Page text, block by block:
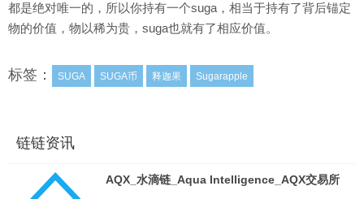
都是绝对唯一的，所以你持有一个suga，相当于持有了背后锚定
物的价值，物以稀为贵，suga也就有了相应价值。
标签： SUGA SUGA币 释迦果 Sugarapple
链链资讯
AQX_水滴链_Aqua Intelligence_AQX交易所